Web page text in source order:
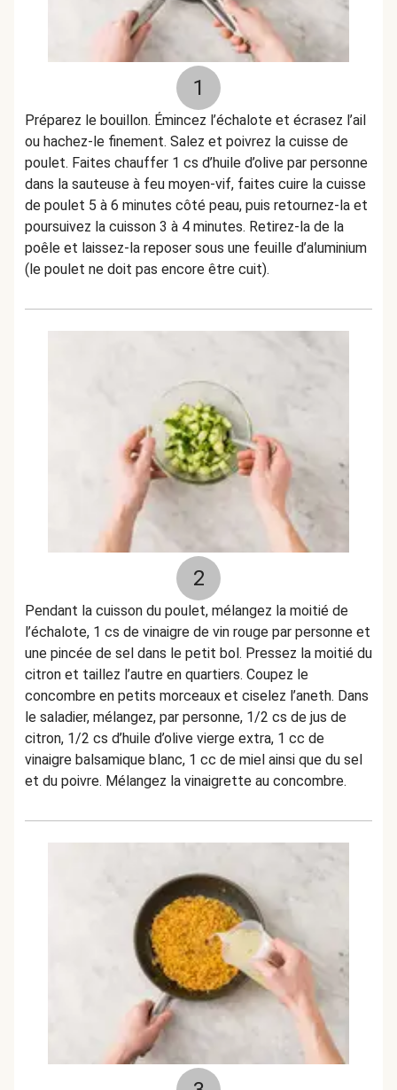
1
Préparez le bouillon. Émincez l’échalote et écrasez l’ail
ou hachez-le finement. Salez et poivrez la cuisse de
poulet. Faites chauffer 1 cs d’huile d’olive par personne
dans la sauteuse à feu moyen-vif, faites cuire la cuisse
de poulet 5 à 6 minutes côté peau, puis retournez-la et
poursuivez la cuisson 3 à 4 minutes. Retirez-la de la
poêle et laissez-la reposer sous une feuille d’aluminium
(le poulet ne doit pas encore être cuit).
2
Pendant la cuisson du poulet, mélangez la moitié de
l’échalote, 1 cs de vinaigre de vin rouge par personne et
une pincée de sel dans le petit bol. Pressez la moitié du
citron et taillez l’autre en quartiers. Coupez le
concombre en petits morceaux et ciselez l’aneth. Dans
le saladier, mélangez, par personne, 1/2 cs de jus de
citron, 1/2 cs d’huile d’olive vierge extra, 1 cc de
vinaigre balsamique blanc, 1 cc de miel ainsi que du sel
et du poivre. Mélangez la vinaigrette au concombre.